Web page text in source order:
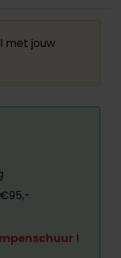
met jouw
!